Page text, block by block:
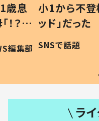
歳息
？」
編集部
小1から不登
ッド」だっ
作り続ける
#令和の子
SNSで話題
ラ